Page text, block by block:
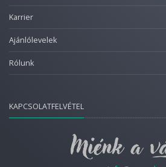
Karrier
Ajánlólevelek
Rólunk
KAPCSOLATFELVÉTEL